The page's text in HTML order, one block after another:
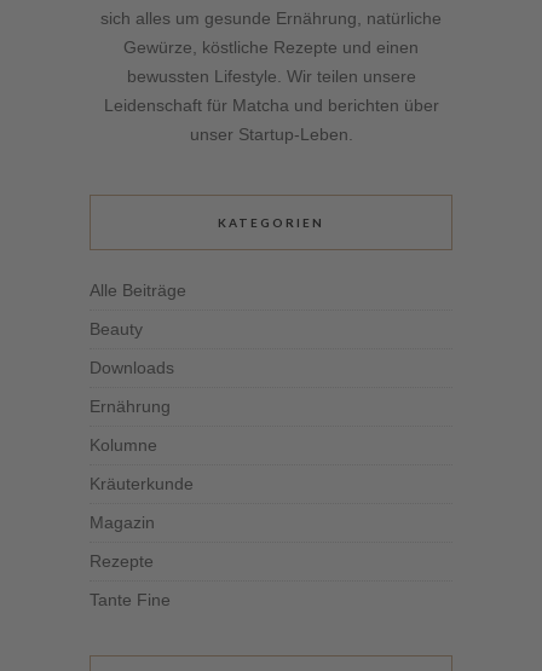
sich alles um gesunde Ernährung, natürliche
Gewürze, köstliche Rezepte und einen
bewussten Lifestyle. Wir teilen unsere
Leidenschaft für Matcha und berichten über
unser Startup-Leben.
KATEGORIEN
Alle Beiträge
Beauty
Downloads
Ernährung
Kolumne
Kräuterkunde
Magazin
Rezepte
Tante Fine